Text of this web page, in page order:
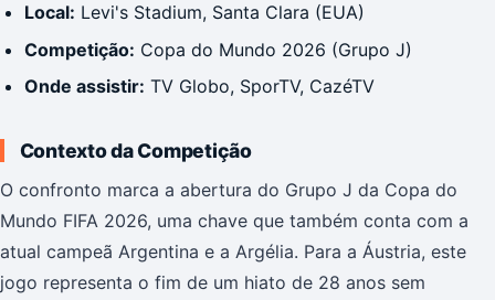
Local: Levi's Stadium, Santa Clara (EUA)
Competição: Copa do Mundo 2026 (Grupo J)
Onde assistir: TV Globo, SporTV, CazéTV
Contexto da Competição
O confronto marca a abertura do Grupo J da Copa do
Mundo FIFA 2026, uma chave que também conta com a
atual campeã Argentina e a Argélia. Para a Áustria, este
jogo representa o fim de um hiato de 28 anos sem